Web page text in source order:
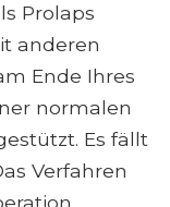
Prolaps
anderen
Ende Ihres
normalen
Es fällt
Verfahren